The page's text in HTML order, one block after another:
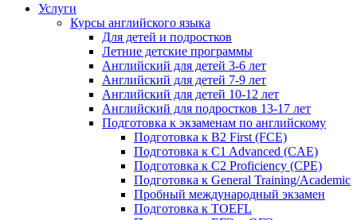
Услуги
Курсы английского языка
Для детей и подростков
Летние детские программы
Английский для детей 3-6 лет
Английский для детей 7-9 лет
Английский для детей 10-12 лет
Английский для подростков 13-17 лет
Подготовка к экзаменам по английскому
Подготовка к B2 First (FCE)
Подготовка к C1 Advanced (CAE)
Подготовка к C2 Proficiency (CPE)
Подготовка к General Training/Academic
Пробный международный экзамен
Подготовка к TOEFL